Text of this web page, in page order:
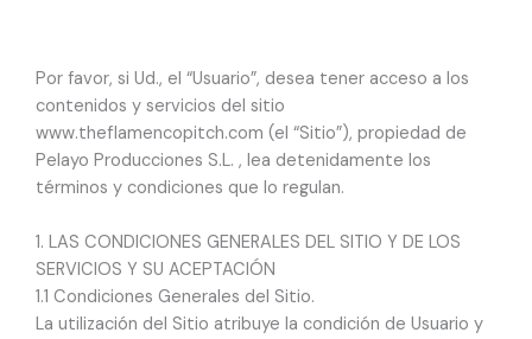
Por favor, si Ud., el “Usuario”, desea tener acceso a los
contenidos y servicios del sitio
www.theflamencopitch.com (el “Sitio”), propiedad de
Pelayo Producciones S.L. , lea detenidamente los
términos y condiciones que lo regulan.
1. LAS CONDICIONES GENERALES DEL SITIO Y DE LOS
SERVICIOS Y SU ACEPTACIÓN
1.1 Condiciones Generales del Sitio.
La utilización del Sitio atribuye la condición de Usuario y